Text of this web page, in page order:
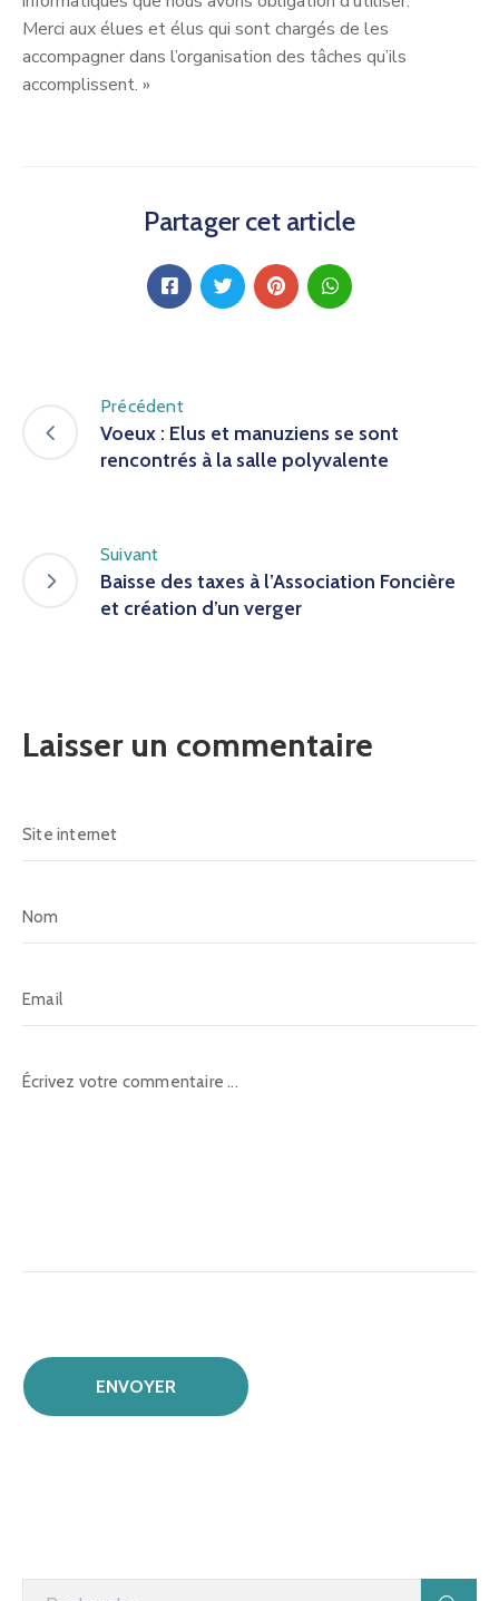
Merci aux élues et élus qui sont chargés de les
accompagner dans l’organisation des tâches qu’ils
accomplissent. »
Partager cet article
Précédent
Voeux : Elus et manuziens se sont
rencontrés à la salle polyvalente
Suivant
Baisse des taxes à l’Association Foncière
et création d’un verger
Laisser un commentaire